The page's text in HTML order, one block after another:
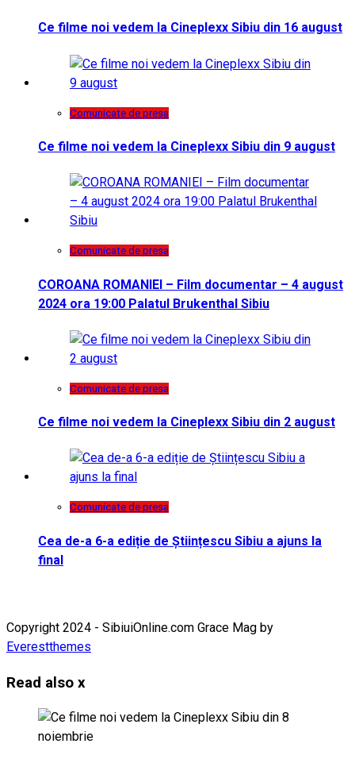
Ce filme noi vedem la Cineplexx Sibiu din 16 august
Comunicate de presa
Ce filme noi vedem la Cineplexx Sibiu din 9 august
Comunicate de presa
COROANA ROMANIEI – Film documentar – 4 august
2024 ora 19:00 Palatul Brukenthal Sibiu
Comunicate de presa
Ce filme noi vedem la Cineplexx Sibiu din 2 august
Comunicate de presa
Cea de-a 6-a ediție de Științescu Sibiu a ajuns la
final
Copyright 2024 - SibiuiOnline.com Grace Mag by
Everestthemes
Read also x